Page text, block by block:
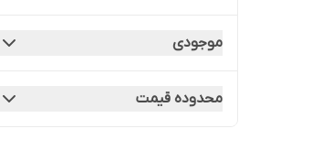
موجودی
محدوده قیمت